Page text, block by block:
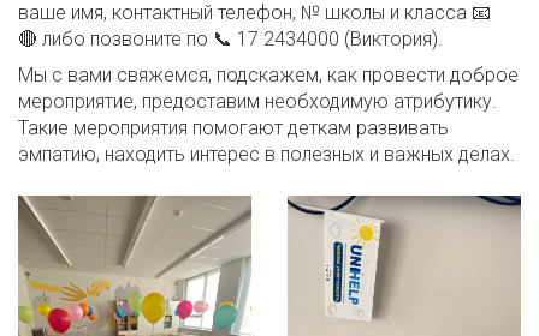
ваше имя, контактный телефон, № школы и класса 📧
🔴 либо позвоните по 📞 17 2434000 (Виктория).
Мы с вами свяжемся, подскажем, как провести доброе
мероприятие, предоставим необходимую атрибутику.
Такие мероприятия помогают деткам развивать
эмпатию, находить интерес в полезных и важных делах.